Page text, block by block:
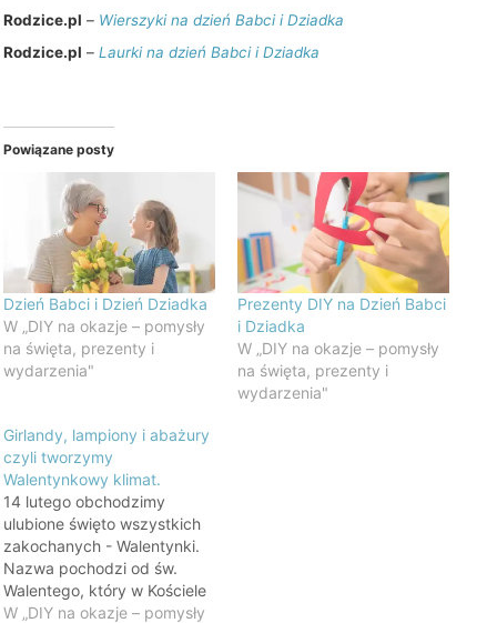
Rodzice.pl – Wierszyki na dzień Babci i Dziadka
Rodzice.pl – Laurki na dzień Babci i Dziadka
Powiązane posty
Dzień Babci i Dzień Dziadka
W „DIY na okazje – pomysły
na święta, prezenty i
wydarzenia"
Prezenty DIY na Dzień Babci
i Dziadka
W „DIY na okazje – pomysły
na święta, prezenty i
wydarzenia"
Girlandy, lampiony i abażury
czyli tworzymy
Walentynkowy klimat.
14 lutego obchodzimy
ulubione święto wszystkich
zakochanych - Walentynki.
Nazwa pochodzi od św.
Walentego, który w Kościele
katolickim w tym dniu
W „DIY na okazje – pomysły